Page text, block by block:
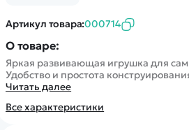
Артикул товара:000714
О товаре:
Яркая развивающая игрушка для
Удобство и простота
Читать далее
Все характеристики
Машинки
Танки
Вертолеты
Катера
Роботы
Информация
Оптовые продажи
Блог
Статьи про беспилотники
Обзор квадрокоптеров
Покупателю